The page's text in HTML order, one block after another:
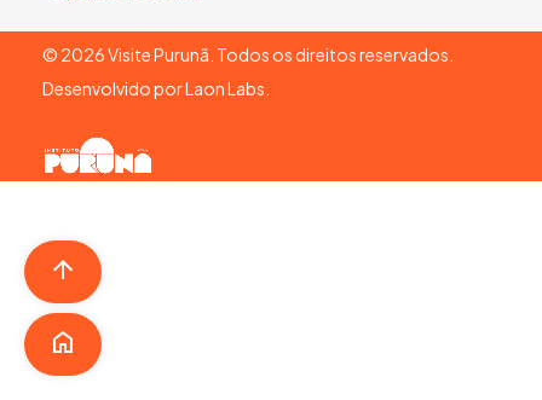
© 2026Visite Purunã. Todos os direitos reservados.
Desenvolvido porLaon Labs